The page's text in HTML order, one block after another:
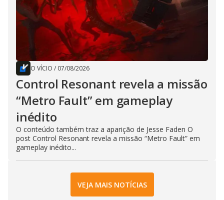
O VÍCIO / 07/08/2026
Control Resonant revela a missão
“Metro Fault” em gameplay
inédito
O conteúdo também traz a aparição de Jesse Faden O
post Control Resonant revela a missão “Metro Fault” em
gameplay inédito...
VEJA MAIS NOTÍCIAS